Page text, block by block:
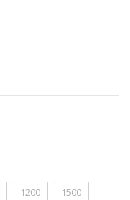
1200 1500